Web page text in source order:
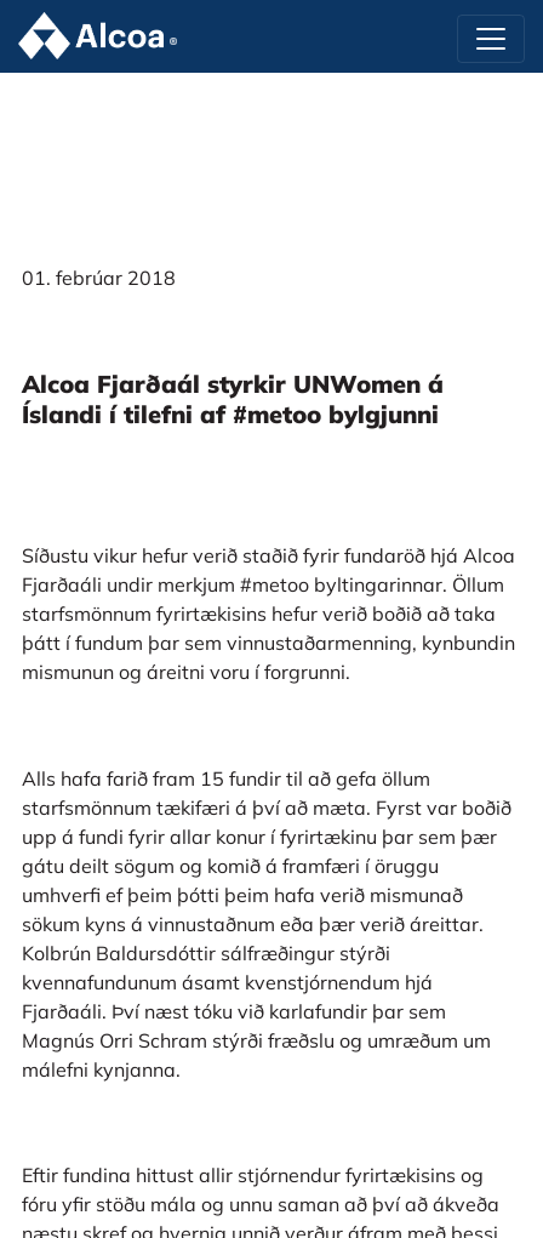
01. febrúar 2018
Alcoa Fjarðaál styrkir UNWomen á
Íslandi í tilefni af #metoo bylgjunni
Síðustu vikur hefur verið staðið fyrir fundaröð hjá Alcoa
Fjarðaáli undir merkjum #metoo byltingarinnar. Öllum
starfsmönnum fyrirtækisins hefur verið boðið að taka
þátt í fundum þar sem vinnustaðarmenning, kynbundin
mismunun og áreitni voru í forgrunni.
Alls hafa farið fram 15 fundir til að gefa öllum
starfsmönnum tækifæri á því að mæta. Fyrst var boðið
upp á fundi fyrir allar konur í fyrirtækinu þar sem þær
gátu deilt sögum og komið á framfæri í öruggu
umhverfi ef þeim þótti þeim hafa verið mismunað
sökum kyns á vinnustaðnum eða þær verið áreittar.
Kolbrún Baldursdóttir sálfræðingur stýrði
kvennafundunum ásamt kvenstjórnendum hjá
Fjarðaáli. Því næst tóku við karlafundir þar sem
Magnús Orri Schram stýrði fræðslu og umræðum um
málefni kynjanna.
Eftir fundina hittust allir stjórnendur fyrirtækisins og
fóru yfir stöðu mála og unnu saman að því að ákveða
næstu skref og hvernig unnið verður áfram með þessi